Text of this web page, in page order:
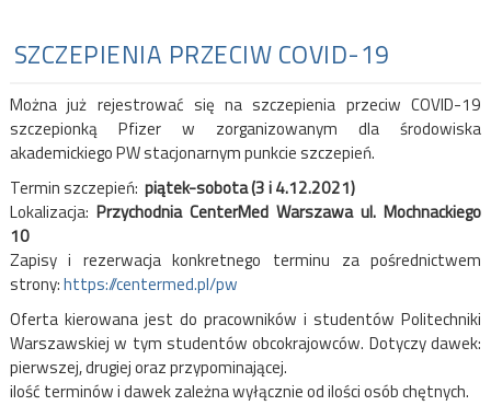
SZCZEPIENIA PRZECIW COVID-19
Można już rejestrować się na szczepienia przeciw COVID-19
szczepionką Pfizer w zorganizowanym dla środowiska
akademickiego PW stacjonarnym punkcie szczepień.
Termin szczepień: piątek-sobota (3 i 4.12.2021)
Lokalizacja: Przychodnia CenterMed Warszawa ul. Mochnackiego
10
Zapisy i rezerwacja konkretnego terminu za pośrednictwem
strony:https://centermed.pl/pw
Oferta kierowana jest do pracowników i studentów Politechniki
Warszawskiej w tym studentów obcokrajowców. Dotyczy dawek:
pierwszej, drugiej oraz przypominającej.
ilość terminów i dawek zależna wyłącznie od ilości osób chętnych.